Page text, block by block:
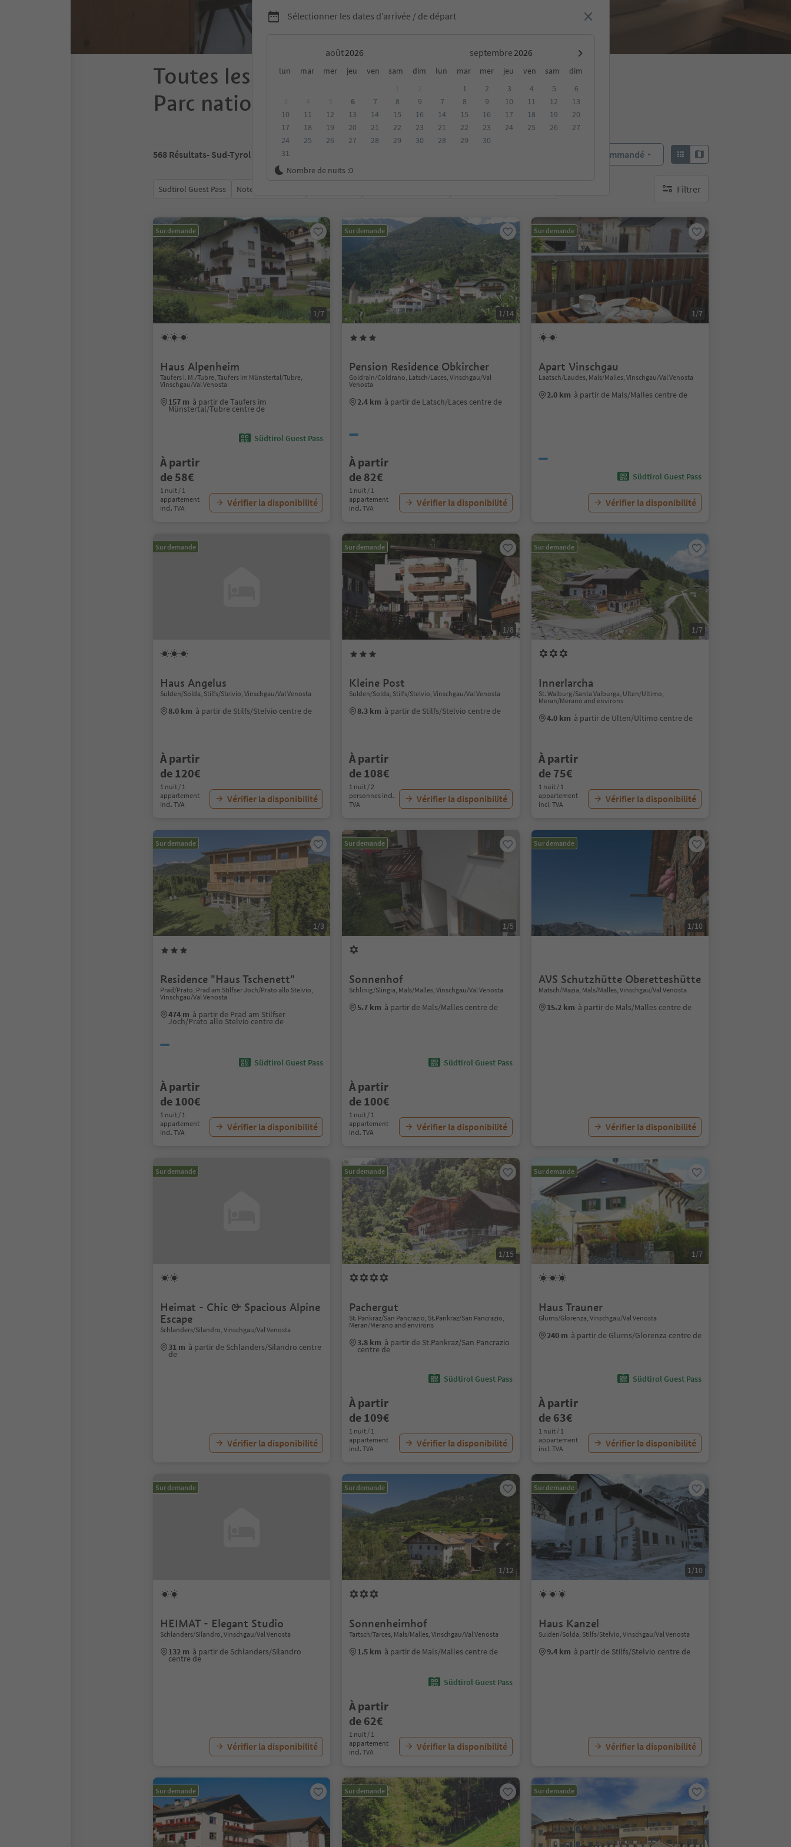
Sélectionner les dates d’arrivée / de départ
août septembre
lun mar mer jeu ven sam dim lun mar mer jeu ven sam
dim
6 7 8
9
10
11 12 13 14 15
16
17
18 19 20 21 22
23
24
25 26 27 28 29
30
31
1 2 3 4 5
6
7
8 9 10 11 12
13
14
15 16 17 18 19
20
21
22 23 24 25 26
27
28
29 30
Nombre de nuits :0
Toutes les chambres d'hôtes dans le
Parc national du Stelvio
568 Résultats- Sud-Tyrol Recommandé
Südtirol Guest Pass Note moyenne Filtrer
aucun filtre actif
Sur demande
1/7
Haus Alpenheim
Taufers i. M./Tubre, Taufers im Münstertal/Tubre,
Vinschgau/Val Venosta
157 m à partir de Taufers im
Münstertal/Tubre centre de
Südtirol Guest Pass
À partir
de 58€
1 nuit / 1
appartement
incl. TVA
Vérifier la disponibilité
Sur demande
1/14
Pension Residence Obkircher
Goldrain/Coldrano, Latsch/Laces, Vinschgau/Val
Venosta
2.4 km à partir de Latsch/Laces centre de
À partir
de 82€
1 nuit / 1
appartement
incl. TVA
Vérifier la disponibilité
Sur demande
1/7
Apart Vinschgau
Laatsch/Laudes, Mals/Malles, Vinschgau/Val Venosta
2.0 km à partir de Mals/Malles centre de
Südtirol Guest Pass
Vérifier la disponibilité
Sur demande
Haus Angelus
Sulden/Solda, Stilfs/Stelvio, Vinschgau/Val Venosta
8.0 km à partir de Stilfs/Stelvio centre de
À partir
de 120€
1 nuit / 1
appartement
incl. TVA
Vérifier la disponibilité
Sur demande
1/8
Kleine Post
Sulden/Solda, Stilfs/Stelvio, Vinschgau/Val Venosta
8.3 km à partir de Stilfs/Stelvio centre de
À partir
de 108€
1 nuit / 2
personnes incl.
TVA
Vérifier la disponibilité
Sur demande
1/7
Innerlarcha
St. Walburg/Santa Valburga, Ulten/Ultimo,
Meran/Merano and environs
4.0 km à partir de Ulten/Ultimo centre de
À partir
de 75€
1 nuit / 1
appartement
incl. TVA
Vérifier la disponibilité
Sur demande
1/3
Residence "Haus Tschenett"
Prad/Prato, Prad am Stilfser Joch/Prato allo Stelvio,
Vinschgau/Val Venosta
474 m à partir de Prad am Stilfser
Joch/Prato allo Stelvio centre de
Südtirol Guest Pass
À partir
de 100€
1 nuit / 1
appartement
incl. TVA
Vérifier la disponibilité
Sur demande
1/5
Sonnenhof
Schlinig/Slingia, Mals/Malles, Vinschgau/Val Venosta
5.7 km à partir de Mals/Malles centre de
Südtirol Guest Pass
À partir
de 100€
1 nuit / 1
appartement
incl. TVA
Vérifier la disponibilité
Sur demande
1/10
AVS Schutzhütte Oberetteshütte
Matsch/Mazia, Mals/Malles, Vinschgau/Val Venosta
15.2 km à partir de Mals/Malles centre de
Vérifier la disponibilité
Sur demande
Heimat - Chic & Spacious Alpine
Escape
Schlanders/Silandro, Vinschgau/Val Venosta
31 m à partir de Schlanders/Silandro centre
de
Vérifier la disponibilité
Sur demande
1/15
Pachergut
St. Pankraz/San Pancrazio, St.Pankraz/San Pancrazio,
Meran/Merano and environs
3.8 km à partir de St.Pankraz/San Pancrazio
centre de
Südtirol Guest Pass
À partir
de 109€
1 nuit / 1
appartement
incl. TVA
Vérifier la disponibilité
Sur demande
1/7
Haus Trauner
Glurns/Glorenza, Vinschgau/Val Venosta
240 m à partir de Glurns/Glorenza centre de
Südtirol Guest Pass
À partir
de 63€
1 nuit / 1
appartement
incl. TVA
Vérifier la disponibilité
Sur demande
HEIMAT - Elegant Studio
Schlanders/Silandro, Vinschgau/Val Venosta
132 m à partir de Schlanders/Silandro
centre de
Vérifier la disponibilité
Sur demande
1/12
Sonnenheimhof
Tartsch/Tarces, Mals/Malles, Vinschgau/Val Venosta
1.5 km à partir de Mals/Malles centre de
Südtirol Guest Pass
À partir
de 62€
1 nuit / 1
appartement
incl. TVA
Vérifier la disponibilité
Sur demande
1/10
Haus Kanzel
Sulden/Solda, Stilfs/Stelvio, Vinschgau/Val Venosta
9.4 km à partir de Stilfs/Stelvio centre de
Vérifier la disponibilité
Sur demande Sur demande Sur demande